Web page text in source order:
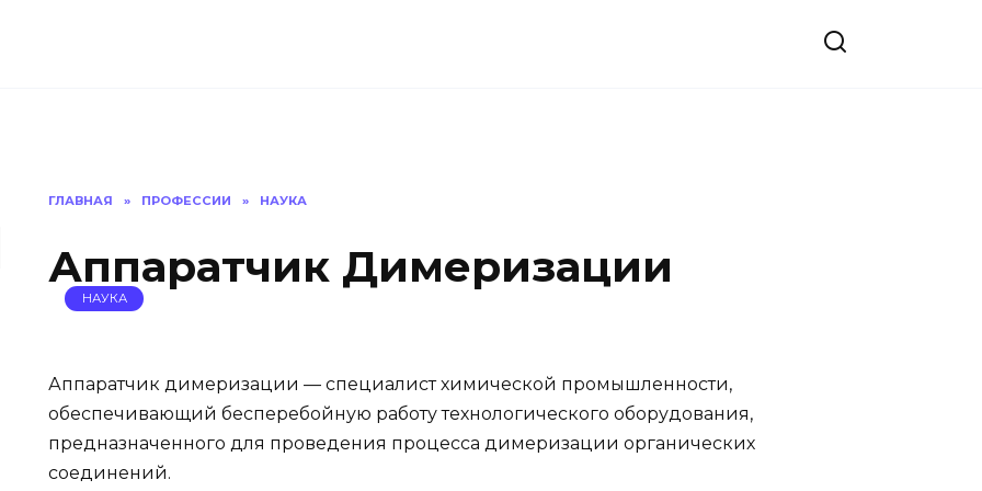
ГЛАВНАЯ » ПРОФЕССИИ » НАУКА
Аппаратчик Димеризации
НАУКА
Аппаратчик димеризации — специалист химической промышленности,
обеспечивающий бесперебойную работу технологического оборудования,
предназначенного для проведения процесса димеризации органических
соединений.